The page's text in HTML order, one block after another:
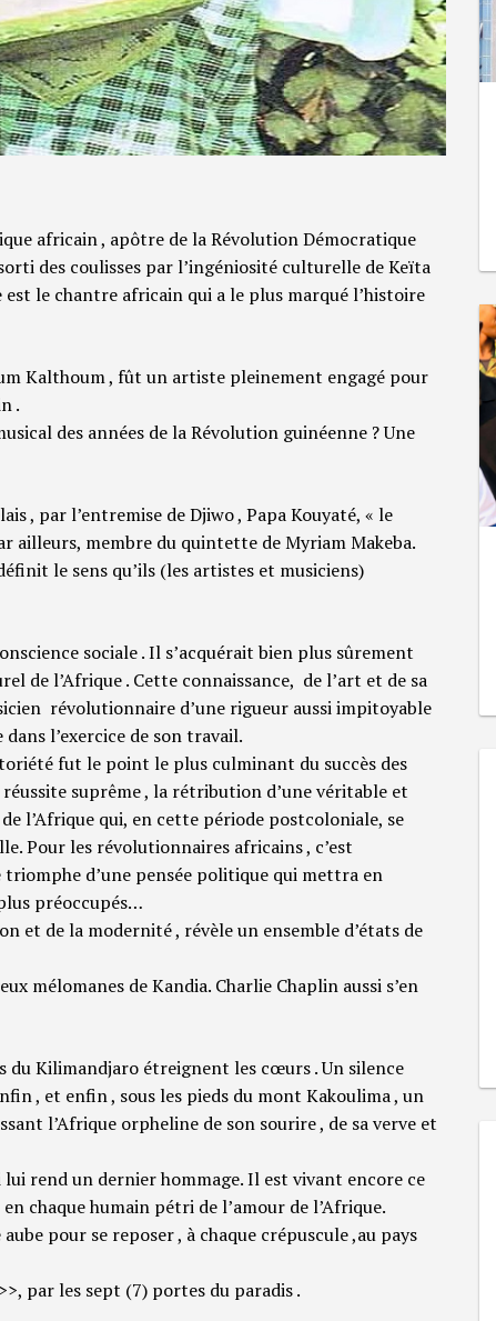
africain , apôtre de la Révolution Démocratique
des coulisses par l’ingéniosité culturelle de Keïta
est le chantre africain qui a le plus marqué l’histoire
Kalthoum , fût un artiste pleinement engagé pour
.
des années de la Révolution guinéenne ? Une
, par l’entremise de Djiwo , Papa Kouyaté, « le
ailleurs, membre du quintette de Myriam Makeba.
le sens qu’ils (les artistes et musiciens)
sociale . Il s’acquérait bien plus sûrement
de l’Afrique . Cette connaissance, de l’art et de sa
révolutionnaire d’une rigueur aussi impitoyable
l’exercice de son travail.
fut le point le plus culminant du succès des
réussite suprême , la rétribution d’une véritable et
l’Afrique qui, en cette période postcoloniale, se
Pour les révolutionnaires africains , c’est
d’une pensée politique qui mettra en
préoccupés…
et de la modernité , révèle un ensemble d’états de
mélomanes de Kandia. Charlie Chaplin aussi s’en
du Kilimandjaro étreignent les cœurs . Un silence
, et enfin , sous les pieds du mont Kakoulima , un
l’Afrique orpheline de son sourire , de sa verve et
lui rend un dernier hommage. Il est vivant encore ce
chaque humain pétri de l’amour de l’Afrique.
pour se reposer , à chaque crépuscule ,au pays
par les sept (7) portes du paradis .